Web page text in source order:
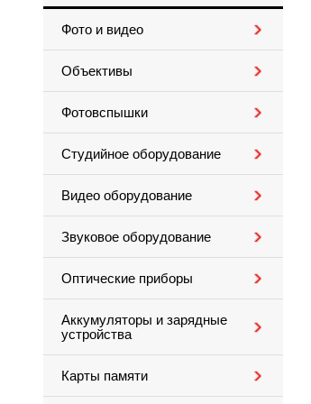
Фото и видео
Объективы
Фотовспышки
Студийное оборудование
Видео оборудование
Звуковое оборудование
Оптические приборы
Аккумуляторы и зарядные
устройства
Карты памяти